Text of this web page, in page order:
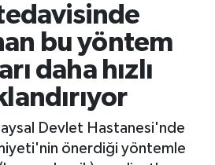
tedavisinde
bu yöntem
daha hızlı
Devlet Hastanesi'nde
önerdiği yöntemle